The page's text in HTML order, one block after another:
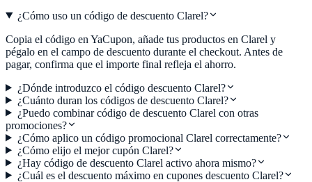
¿Cómo uso un código de descuento Clarel?
Copia el código en YaCupon, añade tus productos en Clarel y
pégalo en el campo de descuento durante el checkout. Antes de
pagar, confirma que el importe final refleja el ahorro.
¿Dónde introduzco el código descuento Clarel?
¿Cuánto duran los códigos de descuento Clarel?
¿Puedo combinar código de descuento Clarel con otras
promociones?
¿Cómo aplico un código promocional Clarel correctamente?
¿Cómo elijo el mejor cupón Clarel?
¿Hay código de descuento Clarel activo ahora mismo?
¿Cuál es el descuento máximo en cupones descuento Clarel?